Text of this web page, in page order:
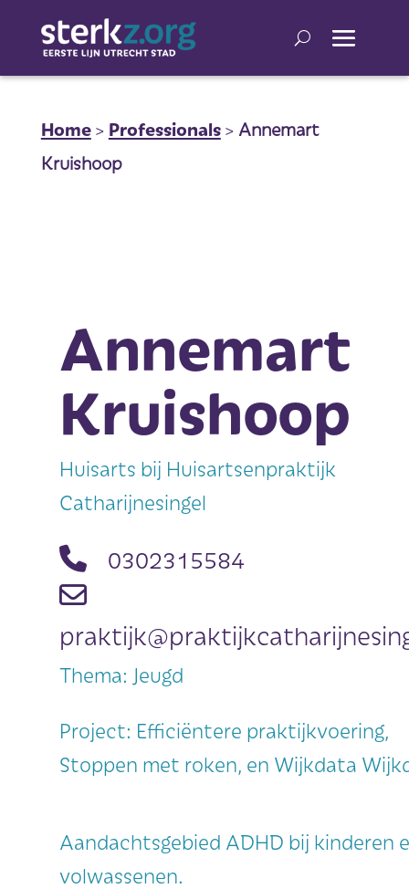
Home> Professionals> Annemart
Kruishoop
Annemart
Kruishoop
Huisarts bij Huisartsenpraktijk
Catharijnesingel
0302315584
Thema: Jeugd
Project: Efficiëntere praktijkvoering,
Stoppen met roken, en Wijkdata
Aandachtsgebied ADHD bij kinderen
volwassenen.